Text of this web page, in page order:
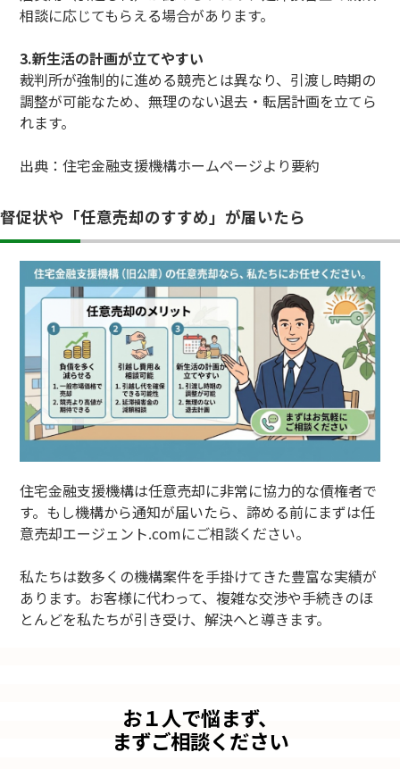
相談に応じてもらえる場合があります。
3.新生活の計画が立てやすい
裁判所が強制的に進める競売とは異なり、引渡し時期の
調整が可能なため、無理のない退去・転居計画を立てら
れます。
出典：住宅金融支援機構ホームページより要約
督促状や「任意売却のすすめ」が届いたら
住宅金融支援機構は任意売却に非常に協力的な債権者で
す。もし機構から通知が届いたら、諦める前にまずは任
意売却エージェント.comにご相談ください。
私たちは数多くの機構案件を手掛けてきた豊富な実績が
あります。お客様に代わって、複雑な交渉や手続きのほ
とんどを私たちが引き受け、解決へと導きます。
お１人で悩まず、
まずご相談ください